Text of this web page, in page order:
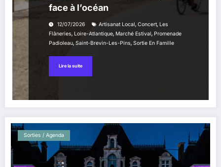
face à l’océan
12/07/2026 Artisanat Local, Concert, Les
Flâneries, Loire-Atlantique, Marché Estival, Promenade
Padioleau, Saint-Brevin-Les-Pins, Sortie En Famille
Lire la suite
Sorties / Agenda